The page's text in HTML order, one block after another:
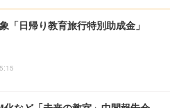
「日帰り教育旅行特別助成金」